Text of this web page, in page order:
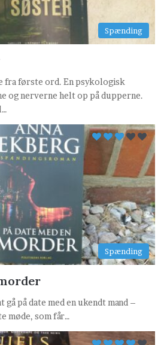
Spænding
fra første ord. En psykologisk
og nerverne helt op på dupperne.
Spænding
på date med en ukendt mand –
møde, som får…